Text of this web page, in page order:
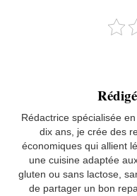
Rédactrice spécialisée
dix ans, je crée des
économiques qui allient
une cuisine adaptée
gluten ou sans lactose,
de partager un bon